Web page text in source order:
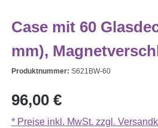
Case mit 60
mm),
Produktnummer: S621BW-60
Regulärer Preis:
96,00 €
* Preise inkl. MwSt. zzgl.